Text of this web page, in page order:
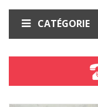
CATÉGORIE